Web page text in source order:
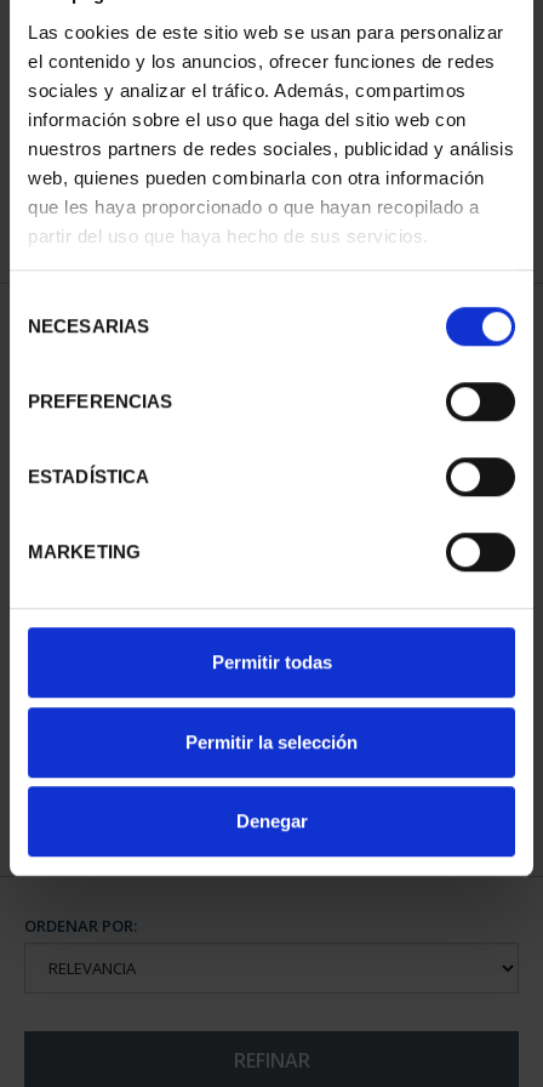
Las cookies de este sitio web se usan para personalizar
el contenido y los anuncios, ofrecer funciones de redes
sociales y analizar el tráfico. Además, compartimos
información sobre el uso que haga del sitio web con
nuestros partners de redes sociales, publicidad y análisis
web, quienes pueden combinarla con otra información
que les haya proporcionado o que hayan recopilado a
partir del uso que haya hecho de sus servicios.
NECESARIAS
PREFERENCIAS
ESTADÍSTICA
MARKETING
Permitir todas
Permitir la selección
Denegar
ORDENAR POR:
REFINAR
1 Productos encontrados
PROVINCIA COLECCION
COMPLET...
ORDENAR POR:
REFINAR